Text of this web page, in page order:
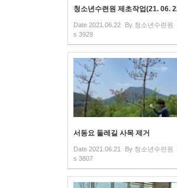
청소년수련원 제초작업(21. 06.
Date 2021.06.22 By 청소년수련원
s 3929
서동요 둘레길 사목 제거
Date 2021.06.21 By 청소년수련원
s 3807